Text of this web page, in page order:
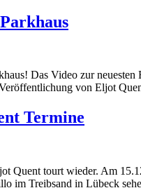
Das Video zur
von Eljot
Termine
Quent tourt wieder. Am
im Treibsand in Lübeck